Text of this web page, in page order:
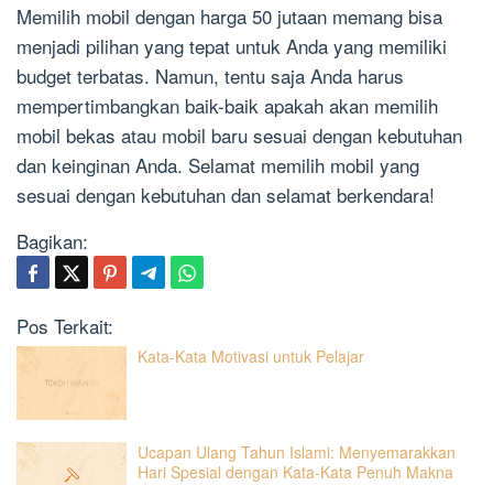
Memilih mobil dengan harga 50 jutaan memang bisa
menjadi pilihan yang tepat untuk Anda yang memiliki
budget terbatas. Namun, tentu saja Anda harus
mempertimbangkan baik-baik apakah akan memilih
mobil bekas atau mobil baru sesuai dengan kebutuhan
dan keinginan Anda. Selamat memilih mobil yang
sesuai dengan kebutuhan dan selamat berkendara!
Bagikan:
Pos Terkait:
Kata-Kata Motivasi untuk Pelajar
Ucapan Ulang Tahun Islami: Menyemarakkan
Hari Spesial dengan Kata-Kata Penuh Makna